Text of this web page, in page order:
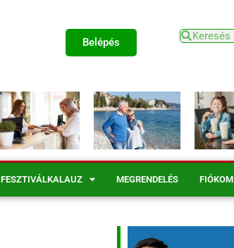
Belépés
FESZTIVÁLKALAUZ MEGRENDELÉS FIÓKOM